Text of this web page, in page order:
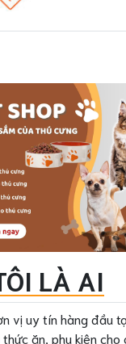
LÀ AI
vị uy tín hàng đầu
ăn, phụ kiện